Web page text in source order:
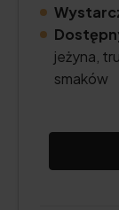
jeżyna,
smaków